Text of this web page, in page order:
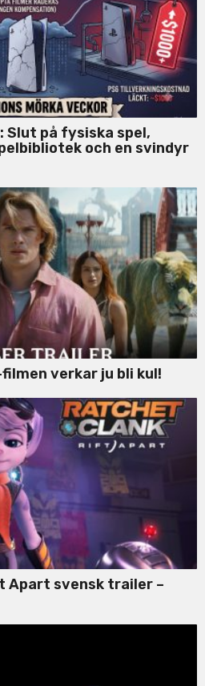
Slut på fysiska spel,
och en svindyr
verkar ju bli kul!
Apart svensk trailer –